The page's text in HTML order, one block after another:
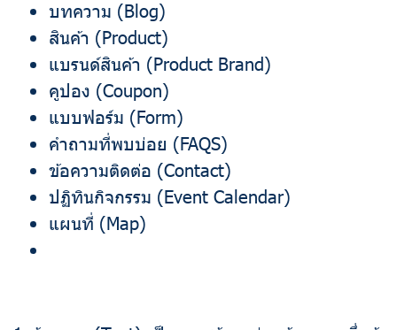
บทความ (Blog)
สินค้า (Product)
แบรนด์สินค้า (Product Brand)
คูปอง (Coupon)
แบบฟอร์ม (Form)
คำถามที่พบบ่อย (FAQS)
ข้อความติดต่อ (Contact)
ปฏิทินกิจกรรม (Event Calendar)
แผนที่ (Map)